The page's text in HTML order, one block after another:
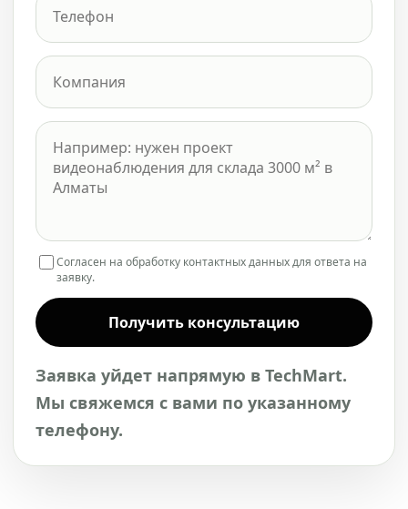
Согласен на обработку контактных данных для ответа на
заявку.
Получить консультацию
Заявка уйдет напрямую в TechMart.
Мы свяжемся с вами по указанному
телефону.